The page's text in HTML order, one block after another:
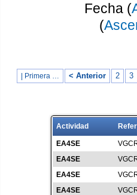
Fecha (
(
| Primera … < Anterior 2 3
Actividad
EA4SE
EA4SE
EA4SE
EA4SE